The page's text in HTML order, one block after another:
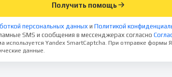
Получить помощь
персональных данных и Политикой
SMS и сообщения в мессенджерах согласно
используется Yandex SmartCaptcha. При отправке формы
данные.